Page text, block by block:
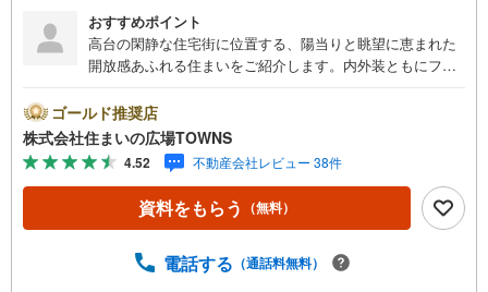
おすすめポイント
高台の閑静な住宅街に位置する、陽当りと眺望に恵まれた
開放感あふれる住まいをご紹介します。内外装ともにフル
の清潔感あふれる空間に生まれ変わりました。南向きの窓
からは心地よい光が差し込み、出窓が空間にさらなる奥行
きと彩りを添えています。特に子育て世帯に嬉しいのが、
小学校まで徒歩10分以内という安心の住環境です。3沿線以
上が利用可能な好立地で、始発駅も利用できるため毎日の
通勤・通学も快適。2ヶ所のトイレや大容量の収納、納戸も
所に施されています。不動産会社独自の瑕疵保証付きで、
ゴールド推奨店
株式会社住まいの広場TOWNS
4.52 不動産会社レビュー 38件
資料をもらう （無料）
電話する （通話料無料）